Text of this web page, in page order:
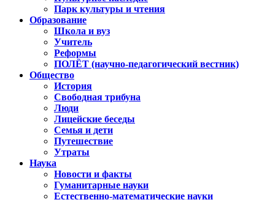
Парк культуры и чтения
Образование
Школа и вуз
Учитель
Реформы
ПОЛЁТ (научно-педагогический вестник)
Общество
История
Свободная трибуна
Люди
Лицейские беседы
Семья и дети
Путешествие
Утраты
Наука
Новости и факты
Гуманитарные науки
Естественно-математические науки